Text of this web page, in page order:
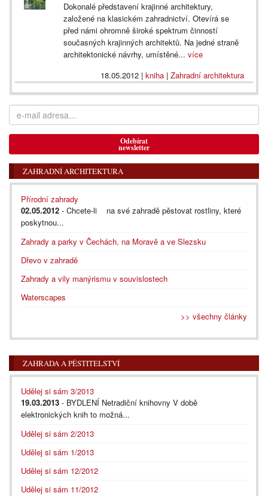
Dokonalé představení krajinné architektury,
založené na klasickém zahradnictví. Otevírá se
před námi ohromně široké spektrum činností
současných krajinných architektů. Na jedné straně
architektonické návrhy, umístěné...více
18.05.2012| kniha| Zahradní architektura
Odebírat
newsletter
ZAHRADNÍ ARCHITEKTURA
Přírodní zahrady
02.05.2012 - Chcete-li na své zahradě pěstovat rostliny, které
poskytnou...
Zahrady a parky v Čechách, na Moravě a ve Slezsku
Dřevo v zahradě
Zahrady a vily manýrismu v souvislostech
Waterscapes
>> všechny články
ZAHRADA A PĚSTITELSTVÍ
Udělej si sám 3/2013
19.03.2013 - BYDLENÍ Netradiční knihovny V době
elektronických knih to možná...
Udělej si sám 2/2013
Udělej si sám 1/2013
Udělej si sám 12/2012
Udělej si sám 11/2012